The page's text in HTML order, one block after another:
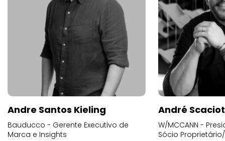
Andre Santos Kieling
Bauducco - Gerente Executivo de
Marca e Insights
André
W/MCCANN -
Sócio